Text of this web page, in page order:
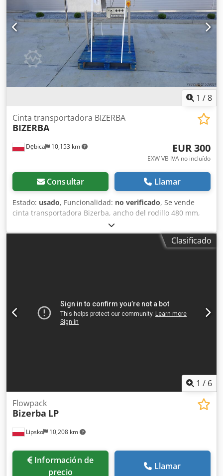
1 /8
Dębica 10,153 km
Cinta transportadora BIZERBA
BIZERBA
EUR 300
EXW VB IVA no incluído
Consultar Llamar
Estado: usado, Funcionalidad: no verificado, Se vende
cinta transportadora Bizerba, ancho del rodillo 480 mm,
longitud 1500 mm, extensión 660 mm, altura hasta la cinta
1050 mm. (nº 73A) Precio neto: 300 euros. Crodpfxsyuqugo
Clasificado
1 / 6
Lipsko 10,208 km
Flowpack
Bizerba LP
Información de
precio
Llamar